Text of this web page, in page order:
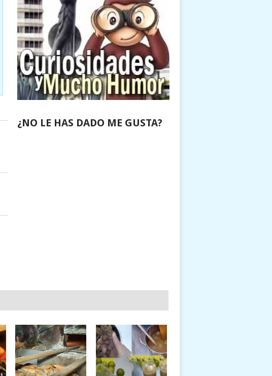
¿NO LE HAS DADO ME GUSTA?